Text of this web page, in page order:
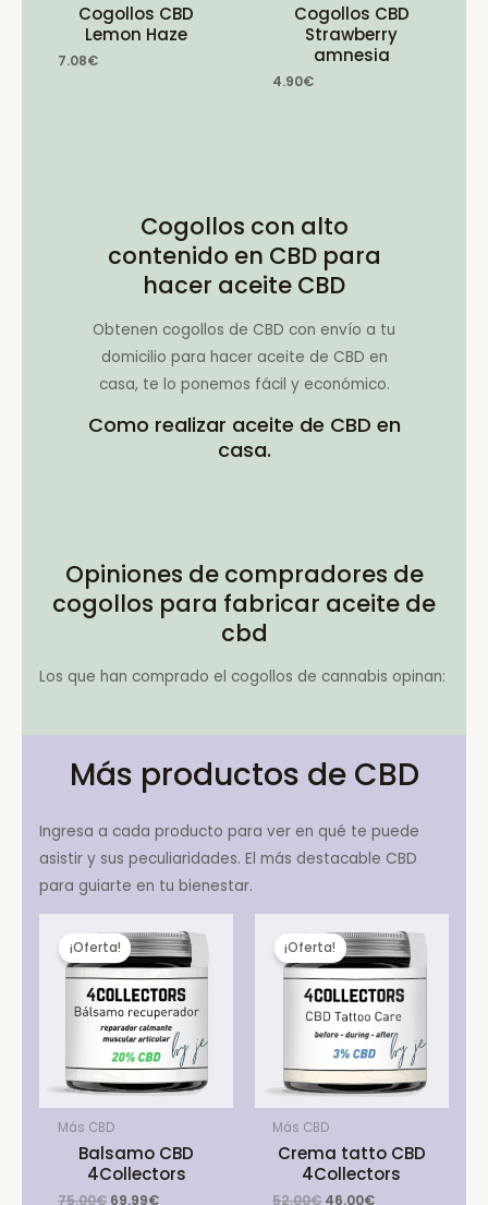
Cogollos CBD
Lemon Haze
7.08€
Cogollos CBD
Strawberry
amnesia
4.90€
Cogollos con alto
contenido en CBD para
hacer aceite CBD
Obtenen cogollos de CBD con envío a tu
domicilio para hacer aceite de CBD en
casa, te lo ponemos fácil y económico.
Como realizar aceite de CBD en
casa.
Opiniones de compradores de
cogollos para fabricar aceite de
cbd
Los que han comprado el cogollos de cannabis opinan:
Más productos de CBD
Ingresa a cada producto para ver en qué te puede
asistir y sus peculiaridades. El más destacable CBD
para guiarte en tu bienestar.
¡Oferta!
Más CBD
Balsamo CBD
4Collectors
75.00€ Original
69.99€Current
¡Oferta!
Más CBD
Crema tatto CBD
4Collectors
52.00€ Original
46.00€Current